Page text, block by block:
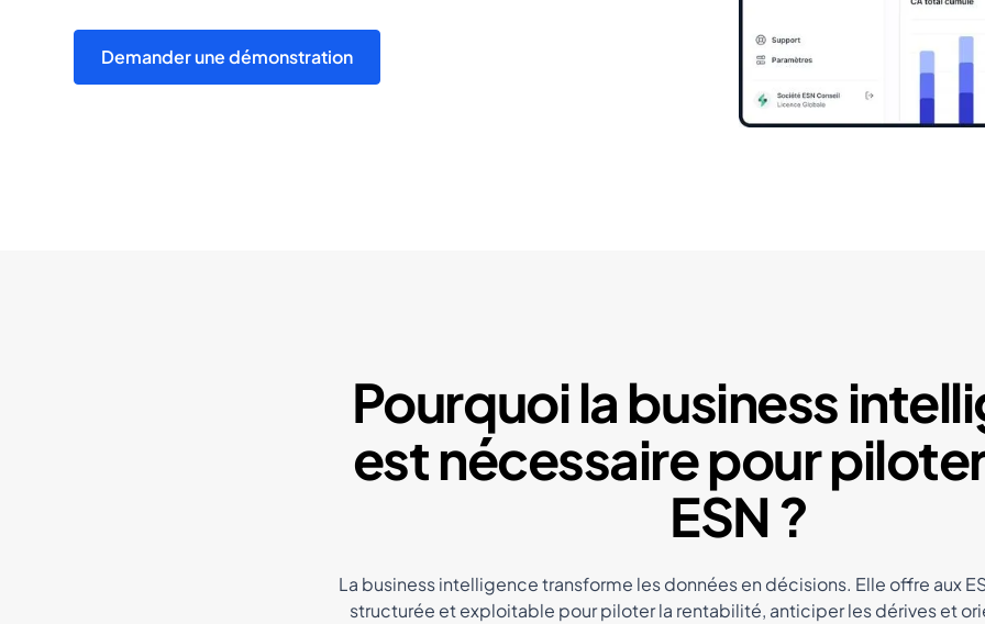
Demander une démonstration
Pourquoi la business
est nécessaire pour
ESN ?
La business intelligence transforme les données en décisions. Elle offre aux
structurée et exploitable pour piloter la rentabilité, anticiper les dérives et